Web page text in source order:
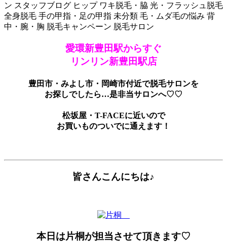
ン スタッフブログ ヒップ ワキ脱毛・脇 光・フラッシュ脱毛
全身脱毛 手の甲指・足の甲指 未分類 毛・ムダ毛の悩み 背
中・腕・胸 脱毛キャンペーン 脱毛サロン
愛環新豊田駅からすぐ
リンリン新豊田駅店
豊田市・みよし市・岡崎市付近で脱毛サロンを
お探しでしたら…是非当サロンへ♡♡
松坂屋・T-FACEに近いので
お買いものついでに通えます！
皆さんこんにちは♪
本日は片桐が担当させて頂きます♡